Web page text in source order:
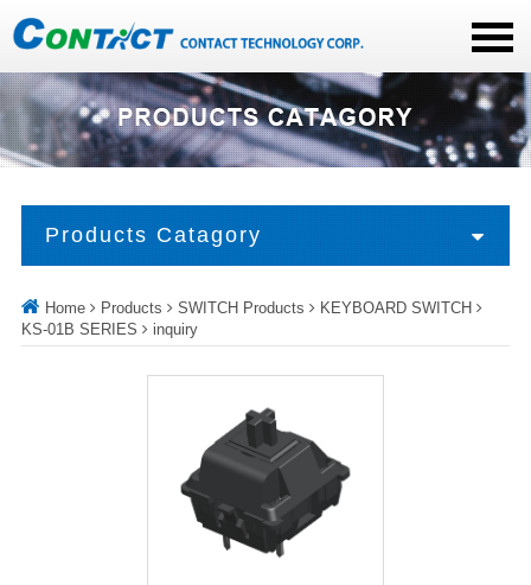
Products Catagory
Home Products SWITCH Products
KEYBOARD SWITCH
KS-01B SERIES
inquiry